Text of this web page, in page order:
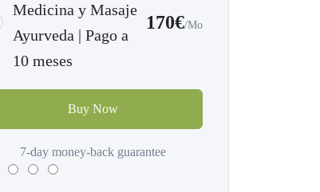
Medicina y Masaje
Ayurveda | Pago a
10 meses
170€/Mo
Buy Now
7-day money-back guarantee